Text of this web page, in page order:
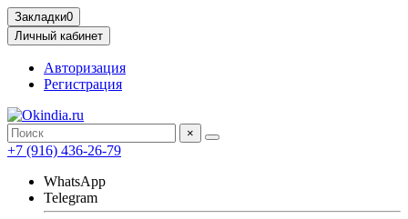
Закладки0
Личный кабинет
Авторизация
Регистрация
×
+7 (916) 436-26-79
WhatsApp
Telegram